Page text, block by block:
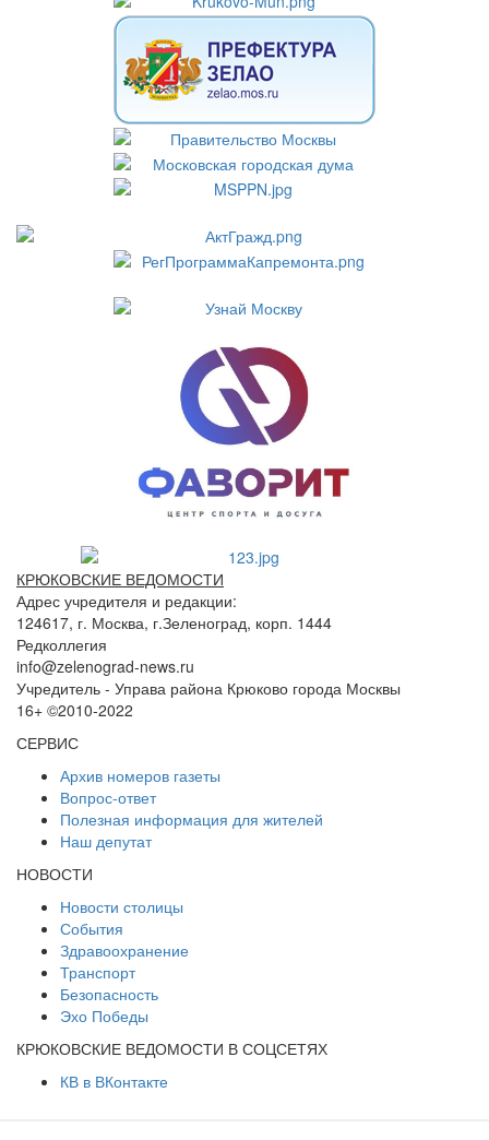
КРЮКОВСКИЕ ВЕДОМОСТИ
Адрес учредителя и редакции:
124617, г. Москва, г.Зеленоград, корп. 1444
Редколлегия
info@zelenograd-news.ru
Учредитель - Управа района Крюково города Москвы
16+ ©2010-2022
СЕРВИС
Архив номеров газеты
Вопрос-ответ
Полезная информация для жителей
Наш депутат
НОВОСТИ
Новости столицы
События
Здравоохранение
Транспорт
Безопасность
Эхо Победы
КРЮКОВСКИЕ ВЕДОМОСТИ В СОЦСЕТЯХ
КВ в ВКонтакте